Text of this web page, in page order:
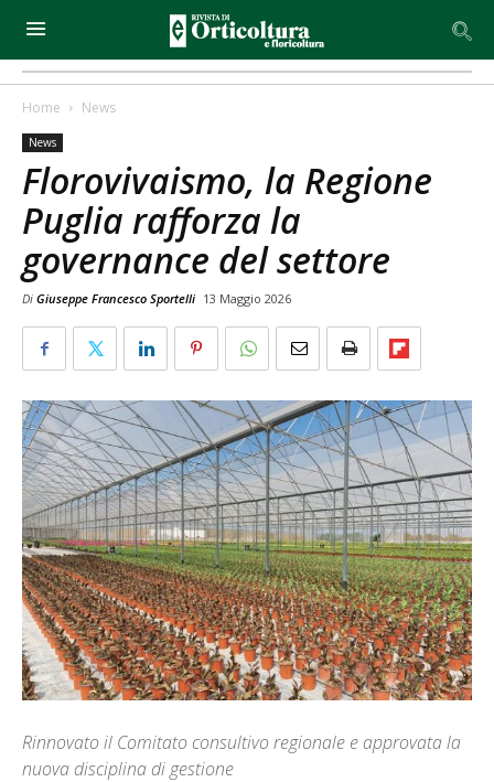
Home News
News
Florovivaismo, la Regione
Puglia rafforza la
governance del settore
Di Giuseppe Francesco Sportelli 13 Maggio 2026
Rinnovato il Comitato consultivo regionale e approvata la
nuova disciplina di gestione